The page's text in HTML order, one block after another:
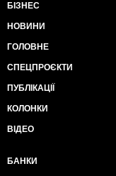
БІЗНЕС
НОВИНИ
ГОЛОВНЕ
СПЕЦПРОЄКТИ
ПУБЛІКАЦІЇ
КОЛОНКИ
ВІДЕО
БАНКИ